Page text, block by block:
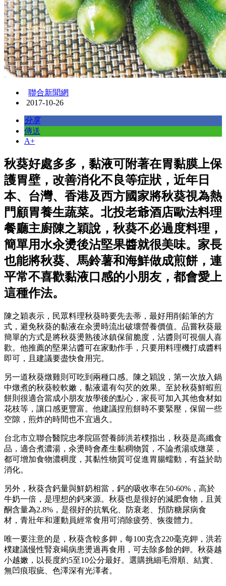
聯合新聞網
2017-10-26
分享
傳送
A+
秋葵好處多多，黏液可附著在胃黏膜上保
護胃壁，改善消化不良等症狀，近年日
本、台灣、香港及西方國家將秋葵視為熱
門顧胃養生蔬菜。北投老爺酒店歐法料理
餐廳主廚陳之穎說，秋葵不必過度料理，
簡單用水汆燙後沾堅果醬就很美味。家長
也能將秋葵、馬鈴薯和海鮮做成煎餅，連
平常不喜歡黏液口感的小朋友，都會愛上
這種作法。
陳之穎表示，民眾料理秋葵時要先去蒂，最好用削鉛筆的方
式，避免秋葵的黏液在汆燙時流出破壞營養價值。品嘗秋葵最
簡單的方式是將秋葵燙熟後冰鎮保留脆度，沾醬則可視個人喜
歡。他推薦的堅果沾醬可在家動作手，只要用料理機打成醬料
即可，且建議要盡快食用完。
另一道秋葵燉雞則可吃到兩種口感。陳之穎說，第一次放入鍋
中燉煮的秋葵較軟嫩，黏液還有勾芡的效果。至於秋葵鮮蝦煎
餅則很適合當成小朋友放學後的點心，家長可加入其他食材如
花枝等，讓口感更豐富。他建議捏煎餅時不要緊壓，保留一些
空隙，煎炸的時間也不宜過久。
台北市立聯合醫院忠孝院區營養師洪若樸指出，秋葵是高纖食
品，適合煮濃湯，汆燙時會產生黏稠物質，不論煮湯或燉菜，
都可增加食物濃稠度，其黏性物質可促進胃腸蠕動，有益於助
消化。
另外，秋葵含鈣量與鮮奶相當，鈣的吸收率在50-60%，高於
牛奶一倍，是理想的鈣來源。秋葵也是很好的減肥食物，且黃
酮含量為2.8%，是很好的抗氧化、防衰老、預防糖尿病食
材，青壯年和運動員經常食用可消除疲勞、恢復體力。
唯一要注意的是，秋葵含較多鉀，每100克含220毫克鉀，洪若
樸建議慢性腎衰竭病患燙過再食用，可去除多餘的鉀。秋葵越
小越嫩，以長度約5至10公分最好。選購挑細毛滑順、結實、
無凹痕瑕疵、色澤深有光澤者。